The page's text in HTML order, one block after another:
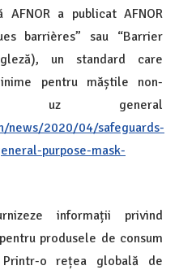
AFNOR a publicat AFNOR
barrières” sau “Barrier
un standard care
pentru măștile non-
uz general
news/2020/04/safeguards-
purpose-mask-
informații privind
produsele de consum
o rețea globală de